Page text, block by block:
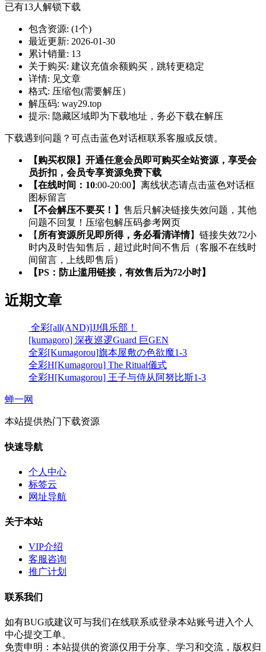
已有13人解锁下载
包含资源: (1个)
最近更新: 2026-01-30
累计销量: 13
关于购买: 建议充值余额购买，跳转更稳定
详情: 见文章
格式: 压缩包(需要解压）
解压码: way29.top
提示: 隐藏区域即为下载地址，务必下载在解压
下载遇到问题？可点击蓝色对话框联系客服或反馈。
【购买权限】开通任意会员即可购买全站资源，享受会
员折扣，会员专享资源免费下载
【在线时间：10:00-20:00】离线状态请点击蓝色对话框
图标留言
【不会解压不要买！】 售后只解决链接失效问题，其他
问题不回复！压缩包解压码参考网页
【 所有资源所见即所得，务必看清详情】链接失效72小
时内及时告知售后，超过此时间不售后（客服不在线时
间留言，上线即售后）
【PS：防止滥用链接，有效售后为72小时】
近期文章
全彩[all(AND)]JJ俱乐部！
[kumagoro] 深夜巡逻Guard 巨GEN
全彩[Kumagorou]旗本屋敷の色欲魔1-3
全彩H[Kumagorou] The Ritual儀式
全彩H[Kumagorou] 王子与侍从阿努比斯1-3
蝉一网
本站提供热门下载资源
快速导航
个人中心
标签云
网址导航
关于本站
VIP介绍
客服咨询
推广计划
联系我们
如有BUG或建议可与我们在线联系或登录本站账号进入个人
中心提交工单。
免责申明：本站提供的资源仅用于分享、学习和交流，版权归